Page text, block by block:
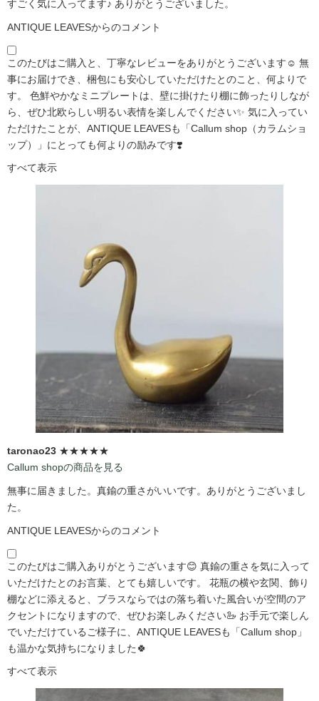
すごく気に入ってます♪ ありがとうございました。
ANTIQUE LEAVESからのコメント
このたびはご購入と、丁寧なレビューをありがとうございます☺️ 無
事にお届けでき、梱包にも安心していただけたとのこと、何よりで
す。 色鮮やかなミニプレートは、壁に掛けたり棚に飾ったりしなが
ら、ぜひ北欧らしい明るい表情を楽しんでください✨ 気に入ってい
ただけたことが、ANTIQUE LEAVESも「Callum shop（カラムショ
ップ）」にとっても何よりの励みです❣️
すべて表示
taronao23 ★★★★★
Callum shopの商品を見る
無事に届きました。真鍮の重さがいいです。ありがとうございまし
た。
ANTIQUE LEAVESからのコメント
このたびはご購入ありがとうございます😊 真鍮の重さを気に入って
いただけたとのお言葉、とても嬉しいです。 花瓶の横や玄関、飾り
棚などに添えると、ブラスならではの落ち着いた風合いが空間のア
クセントになりますので、ぜひお楽しみください🦢 お手元で楽しん
でいただけているご様子に、ANTIQUE LEAVESも「Callum shop」
も温かな気持ちになりました🍀
すべて表示